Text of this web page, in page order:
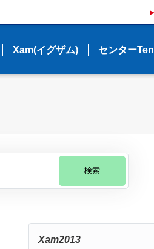
Xam(イグザム) センターTen
Xam(イグザム) センターTen
検索
Xam2013